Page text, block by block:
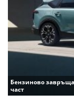
Бензиново
част